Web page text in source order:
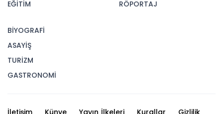
EĞİTİM
RÖPORTAJ
BİYOGRAFİ
ASAYİŞ
TURİZM
GASTRONOMİ